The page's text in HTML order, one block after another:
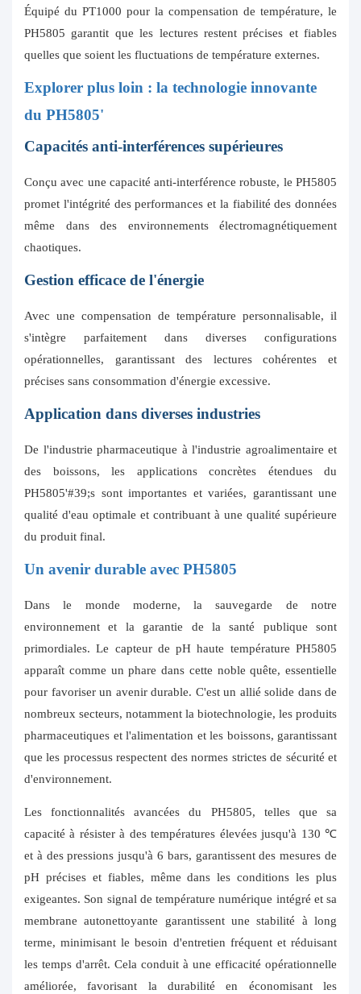
Équipé du PT1000 pour la compensation de température, le
PH5805 garantit que les lectures restent précises et fiables
quelles que soient les fluctuations de température externes.
Explorer plus loin : la technologie innovante
du PH5805'
Capacités anti-interférences supérieures
Conçu avec une capacité anti-interférence robuste, le PH5805
promet l'intégrité des performances et la fiabilité des données
même dans des environnements électromagnétiquement
chaotiques.
Gestion efficace de l'énergie
Avec une compensation de température personnalisable, il
s'intègre parfaitement dans diverses configurations
opérationnelles, garantissant des lectures cohérentes et
précises sans consommation d'énergie excessive.
Application dans diverses industries
De l'industrie pharmaceutique à l'industrie agroalimentaire et
des boissons, les applications concrètes étendues du
PH5805'#39;s sont importantes et variées, garantissant une
qualité d'eau optimale et contribuant à une qualité supérieure
du produit final.
Un avenir durable avec PH5805
Dans le monde moderne, la sauvegarde de notre
environnement et la garantie de la santé publique sont
primordiales. Le capteur de pH haute température PH5805
apparaît comme un phare dans cette noble quête, essentielle
pour favoriser un avenir durable. C'est un allié solide dans de
nombreux secteurs, notamment la biotechnologie, les produits
pharmaceutiques et l'alimentation et les boissons, garantissant
que les processus respectent des normes strictes de sécurité et
d'environnement.
Les fonctionnalités avancées du PH5805, telles que sa
capacité à résister à des températures élevées jusqu'à 130 ℃
et à des pressions jusqu'à 6 bars, garantissent des mesures de
pH précises et fiables, même dans les conditions les plus
exigeantes. Son signal de température numérique intégré et sa
membrane autonettoyante garantissent une stabilité à long
terme, minimisant le besoin d'entretien fréquent et réduisant
les temps d'arrêt. Cela conduit à une efficacité opérationnelle
améliorée, favorisant la durabilité en économisant les